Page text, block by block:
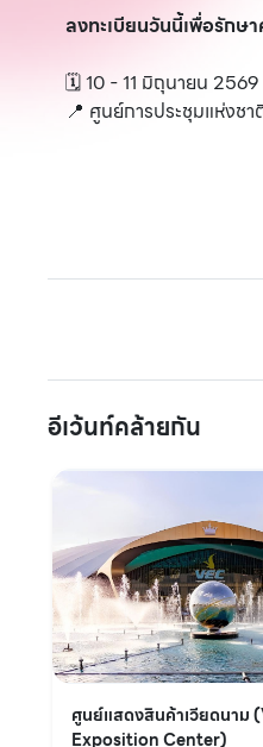
ลงทะเบียนวันนี้เพื่อรัก
🗓️ 10 - 11 มิถุนายน 2569
📍 ศูนย์การประชุมแห่งช
อีเว้นท์คล้ายกัน
ศูนย์แสดงสินค้าเวียดนาม
Exposition Center)